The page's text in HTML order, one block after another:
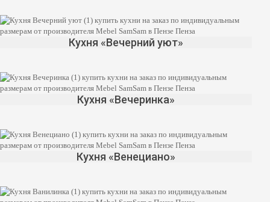
Кухня «Вечерний уют»
Кухня «Вечеринка»
Кухня «Венециано»